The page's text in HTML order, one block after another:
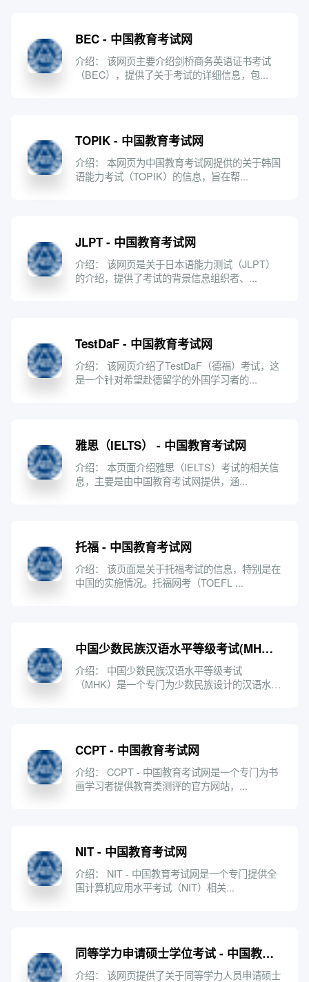
BEC - 中国教育考试网
介绍： 该网页主要介绍剑桥商务英语证书考试
（BEC），提供了关于考试的详细信息，包...
TOPIK - 中国教育考试网
介绍： 本网页为中国教育考试网提供的关于韩国
语能力考试（TOPIK）的信息，旨在帮...
JLPT - 中国教育考试网
介绍： 该网页是关于日本语能力测试（JLPT）
的介绍，提供了考试的背景信息组织者、...
TestDaF - 中国教育考试网
介绍： 该网页介绍了TestDaF（德福）考试，这
是一个针对希望赴德留学的外国学习者的...
雅思（IELTS） - 中国教育考试网
介绍： 本页面介绍雅思（IELTS）考试的相关信
息，主要是由中国教育考试网提供，涵...
托福 - 中国教育考试网
介绍： 该页面是关于托福考试的信息，特别是在
中国的实施情况。托福网考（TOEFL ...
中国少数民族汉语水平等级考试(MHK) - 中国教育考试网
介绍： 中国少数民族汉语水平等级考试
（MHK）是一个专门为少数民族设计的汉语水平
CCPT - 中国教育考试网
介绍： CCPT - 中国教育考试网是一个专门为书
画学习者提供教育类测评的官方网站，...
NIT - 中国教育考试网
介绍： NIT - 中国教育考试网是一个专门提供全
国计算机应用水平考试（NIT）相关...
同等学力申请硕士学位考试 - 中国教育考试网
介绍： 该网页提供了关于同等学力人员申请硕士